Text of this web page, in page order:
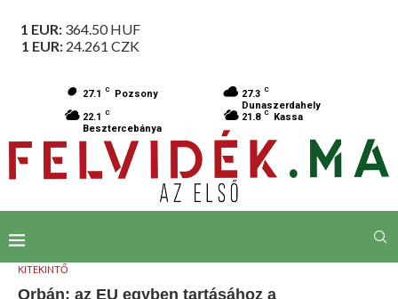
1 EUR: 364.50HUF
1 EUR: 24.261 CZK
27.1 C Pozsony 27.3 C
Dunaszerdahely
22.1 C
Besztercebánya
21.8 C Kassa
KITEKINTŐ
Orbán: az EU egyben tartásához a